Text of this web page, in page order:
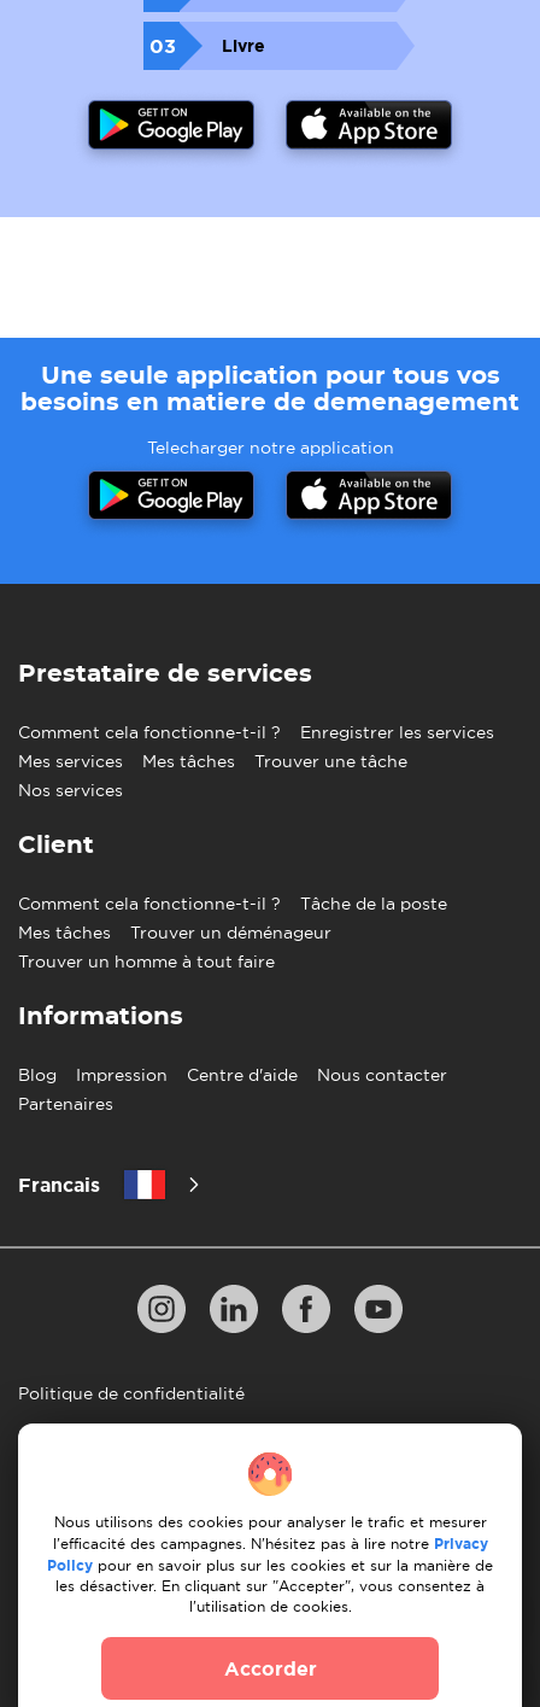
03 Livre
Une seule application pour tous vos
besoins en matiere de demenagement
Telecharger notre application
Prestataire de services
Comment cela fonctionne-t-il ?
Enregistrer les services
Mes services
Mes tâches
Trouver une tâche
Nos services
Client
Comment cela fonctionne-t-il ?
Tâche de la poste
Mes tâches
Trouver un déménageur
Trouver un homme à tout faire
Informations
Blog Impression Centre d'aide
Nous contacter
Partenaires
Francais
inclure des liens d'affiliation, ce qui n'affecte pas notre
integrite editoriale mais offre des opportunites de
Politique de confidentialité
les 10 regles d'un demenagement reussi
Lignes directrices en matiere de paiement
Conditions générales d'utilisation
Annulation et remboursement
Nous utilisons des cookies pour analyser le trafic et mesurer
l'efficacité des campagnes. N'hésitez pas à lire notre Privacy
Policy pour en savoir plus sur les cookies et sur la manière de
les désactiver. En cliquant sur "Accepter", vous consentez à
l'utilisation de cookies.
Accorder